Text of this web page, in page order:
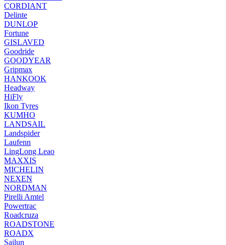
CORDIANT
Delinte
DUNLOP
Fortune
GISLAVED
Goodride
GOODYEAR
Gripmax
HANKOOK
Headway
HiFly
Ikon Tyres
KUMHO
LANDSAIL
Landspider
Laufenn
LingLong Leao
MAXXIS
MICHELIN
NEXEN
NORDMAN
Pirelli Amtel
Powertrac
Roadcruza
ROADSTONE
ROADX
Sailun